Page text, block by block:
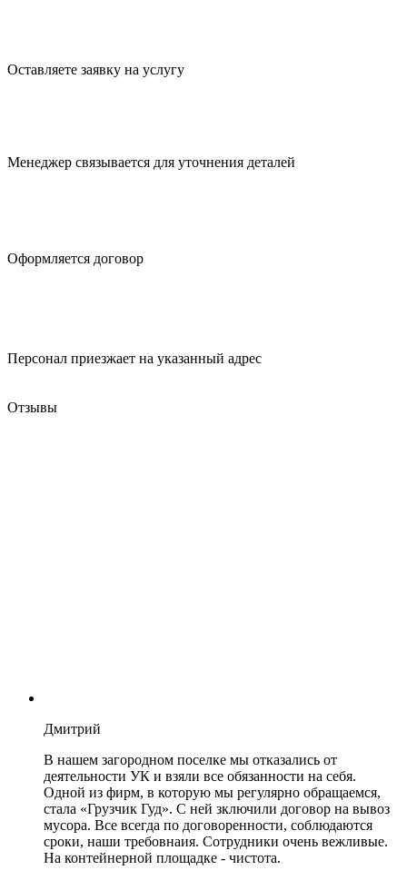
Оставляете заявку на услугу
Менеджер связывается для уточнения деталей
Оформляется договор
Персонал приезжает на указанный адрес
Отзывы
Дмитрий
В нашем загородном поселке мы отказались от
деятельности УК и взяли все обязанности на себя.
Одной из фирм, в которую мы регулярно обращаемся,
стала «Грузчик Гуд». С ней зключили договор на вывоз
мусора. Все всегда по договоренности, соблюдаются
сроки, наши требовнаия. Сотрудники очень вежливые.
На контейнерной площадке - чистота.